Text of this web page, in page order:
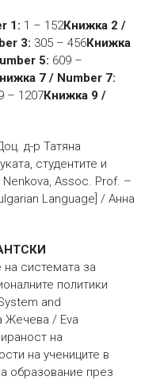
1: 1 – 152Книжка 2 /
3: 305 – 456Книжка
5: 609 –
7 / Number 7:
– 1207Книжка 9 /
д-р Татяна
студентите и
Nenkova, Assoc. Prof. –
Language] / Анна
системата за
политики
and
Жечева / Eva
на
на учениците в
образование през